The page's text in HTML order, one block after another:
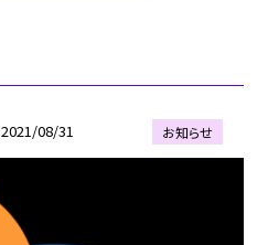
2021/08/31 お知らせ